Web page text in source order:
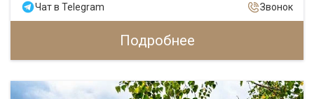
Чат в Telegram Звонок
Подробнее